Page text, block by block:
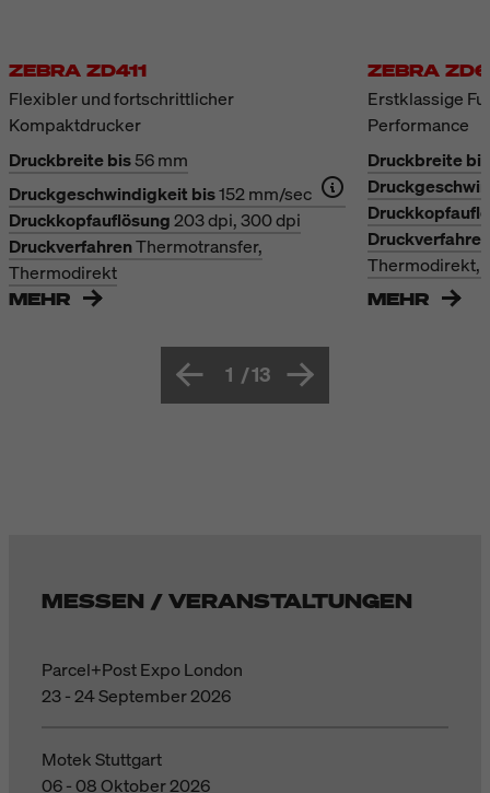
ZEBRA ZD411
Flexibler und fortschrittlicher
Kompaktdrucker
Druckbreite bis56 mm
Druckgeschwindigkeit bis152 mm/sec
Druckkopfauflösung203 dpi, 300 dpi
DruckverfahrenThermotransfer,
Thermodirekt
MEHR
ZEBRA
Erstklassige
Performance
Druckbreite bis
Druckverfahren
Thermodirekt,
MEHR
1 /13
MESSEN / VERANSTALTUNGEN
Parcel+Post Expo London
23 - 24 September 2026
Motek Stuttgart
06 - 08 Oktober 2026